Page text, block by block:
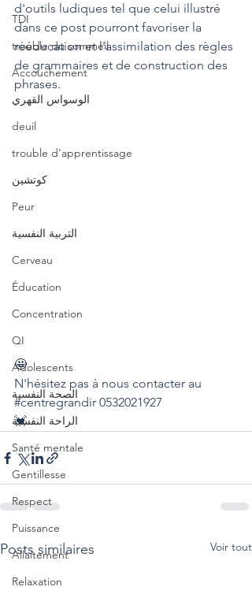
TDI
trouble du sommeil
Accouchement
الوسواس القهري
deuil
trouble d'apprentissage
كوتشين
Peur
التربية النفسية
Cerveau
Éducation
Concentration
QI
Adolescents
الصحة النفسية
الراحة النفسية
Santé mentale
Gentillesse
Respect
Puissance
Allaitement
Relaxation
d'outils ludiques tel que celui illustré
dans ce post pourront favoriser la
rééducation et l'assimilation des règles
de grammaires et de construction des
phrases.
🤩
N'hésitez pas à nous contacter au
#centregrandir 0532021927
💓
Posts similaires Voir tout